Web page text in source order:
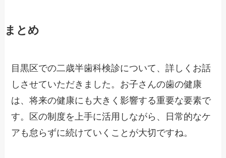
まとめ
目黒区での二歳半歯科検診について、詳しくお話
しさせていただきました。お子さんの歯の健康
は、将来の健康にも大きく影響する重要な要素で
す。区の制度を上手に活用しながら、日常的なケ
アも怠らずに続けていくことが大切ですね。